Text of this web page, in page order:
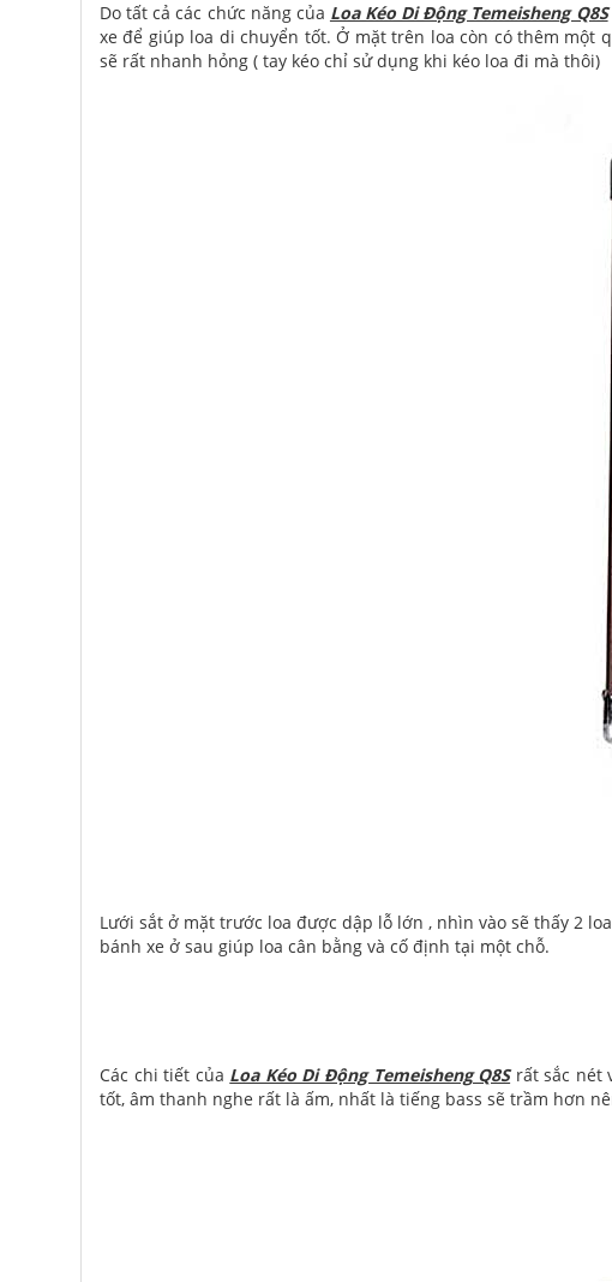
Do tất cả các chức năng của Loa Kéo Di Động Temeisheng Q8S
xe để giúp loa di chuyển tốt. Ở mặt trên loa còn có thêm một
sẽ rất nhanh hỏng ( tay kéo chỉ sử dụng khi kéo loa đi mà thôi)
Lưới sắt ở mặt trước loa được dập lỗ lớn , nhìn vào sẽ thấy 2
bánh xe ở sau giúp loa cân bằng và cố định tại một chỗ.
Các chi tiết của Loa Kéo Di Động Temeisheng Q8Srất sắc nét
tốt, âm thanh nghe rất là ấm, nhất là tiếng bass sẽ trầm hơn